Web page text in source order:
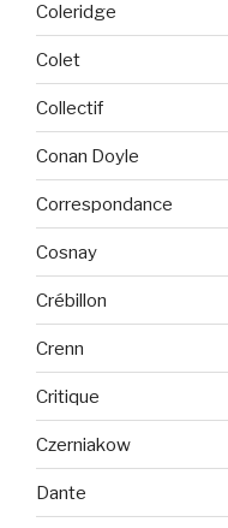
Coleridge
Colet
Collectif
Conan Doyle
Correspondance
Cosnay
Crébillon
Crenn
Critique
Czerniakow
Dante